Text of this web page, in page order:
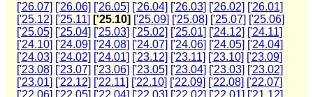
['26.07] ['26.06] ['26.05] ['26.04] ['26.03] ['26.02] ['26.01]
['25.12] ['25.11] ['25.10] ['25.09] ['25.08] ['25.07] ['25.06]
['25.05] ['25.04] ['25.03] ['25.02] ['25.01] ['24.12] ['24.11]
['24.10] ['24.09] ['24.08] ['24.07] ['24.06] ['24.05] ['24.04]
['24.03] ['24.02] ['24.01] ['23.12] ['23.11] ['23.10] ['23.09]
['23.08] ['23.07] ['23.06] ['23.05] ['23.04] ['23.03] ['23.02]
['23.01] ['22.12] ['22.11] ['22.10] ['22.09] ['22.08] ['22.07]